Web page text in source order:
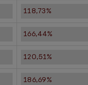
118,73%
166,44%
120,51%
186,69%